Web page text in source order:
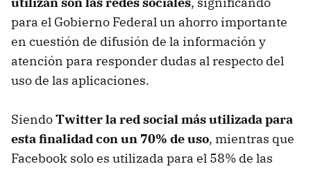
para el Gobierno Federal un ahorro importante
en cuestión de difusión de la información y
atención para responder dudas al respecto del
uso de las aplicaciones.
SiendoTwitter la red social más utilizada para
esta finalidad con un 70% de uso, mientras que
Facebook solo es utilizada para el 58% de las